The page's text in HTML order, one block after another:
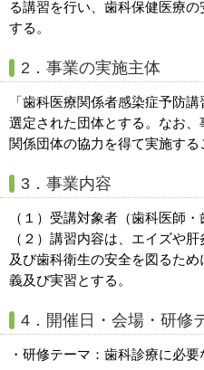
る講習を行い、歯科保健医療
する。
2．事業の実施主体
「歯科医療関係者感染症予防
選定された団体とする。なお
関係団体の協力を得て実施する
3．事業内容
（１）受講対象者（歯科医師
（２）講習内容は、エイズや
及び歯科衛生の安全を図るた
義及び実習とする。
4．開催日・会場・研修
・研修テーマ：歯科診療に必